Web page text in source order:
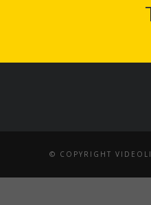
© COPYRIGHT